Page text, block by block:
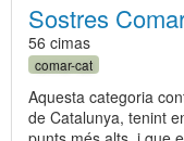
Sostres
56 cimas
comar-cat
Aquesta categoria
de Catalunya, tenint